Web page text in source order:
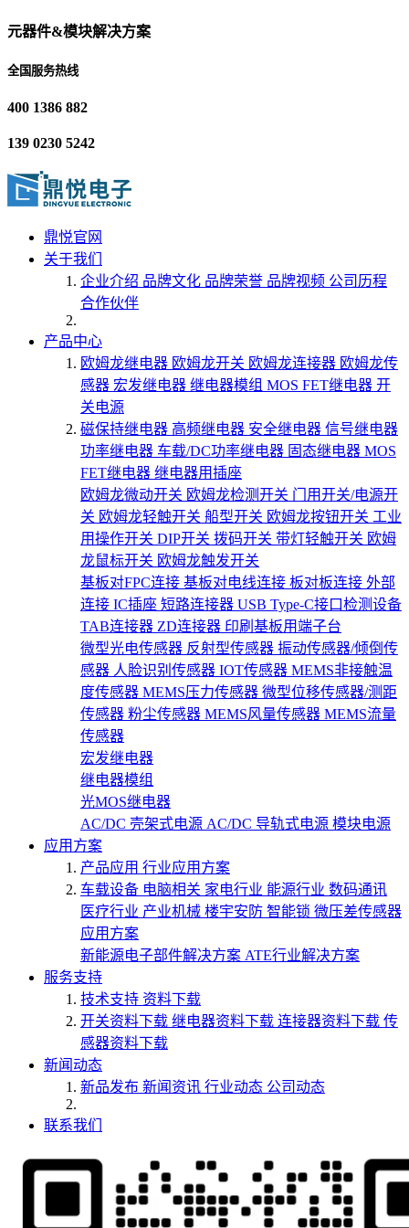
元器件&模块解决方案
全国服务热线
400 1386 882
139 0230 5242
鼎悦官网
关于我们
企业介绍 品牌文化 品牌荣誉 品牌视频 公司历程
合作伙伴
产品中心
欧姆龙继电器 欧姆龙开关 欧姆龙连接器 欧姆龙传
感器 宏发继电器 继电器模组 MOS FET继电器 开
关电源
磁保持继电器 高频继电器 安全继电器 信号继电器
功率继电器 车载/DC功率继电器 固态继电器 MOS
FET继电器 继电器用插座
欧姆龙微动开关 欧姆龙检测开关 门用开关/电源开
关 欧姆龙轻触开关 船型开关 欧姆龙按钮开关 工业
用操作开关 DIP开关 拨码开关 带灯轻触开关 欧姆
龙鼠标开关 欧姆龙触发开关
基板对FPC连接 基板对电线连接 板对板连接 外部
连接 IC插座 短路连接器 USB Type-C接口检测设备
TAB连接器 ZD连接器 印刷基板用端子台
微型光电传感器 反射型传感器 振动传感器/倾倒传
感器 人脸识别传感器 IOT传感器 MEMS非接触温
度传感器 MEMS压力传感器 微型位移传感器/测距
传感器 粉尘传感器 MEMS风量传感器 MEMS流量
传感器
宏发继电器
继电器模组
光MOS继电器
AC/DC 壳架式电源 AC/DC 导轨式电源 模块电源
应用方案
产品应用 行业应用方案
车载设备 电脑相关 家电行业 能源行业 数码通讯
医疗行业 产业机械 楼宇安防 智能锁 微压差传感器
应用方案
新能源电子部件解决方案 ATE行业解决方案
服务支持
技术支持 资料下载
开关资料下载 继电器资料下载 连接器资料下载 传
感器资料下载
新闻动态
新品发布 新闻资讯 行业动态 公司动态
联系我们